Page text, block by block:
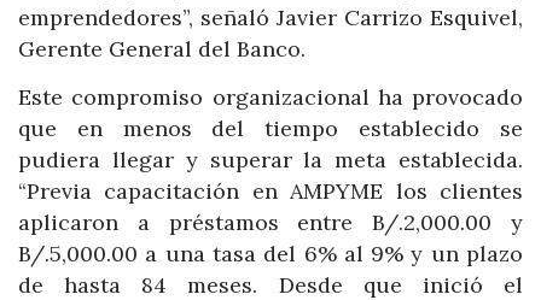
emprendedores”, señaló Javier Carrizo Esquivel,
Gerente General del Banco.
Este compromiso organizacional ha provocado
que en menos del tiempo establecido se
pudiera llegar y superar la meta establecida.
“Previa capacitación en AMPYME los clientes
aplicaron a préstamos entre B/.2,000.00 y
B/.5,000.00 a una tasa del 6% al 9% y un plazo
de hasta 84 meses. Desde que inició el